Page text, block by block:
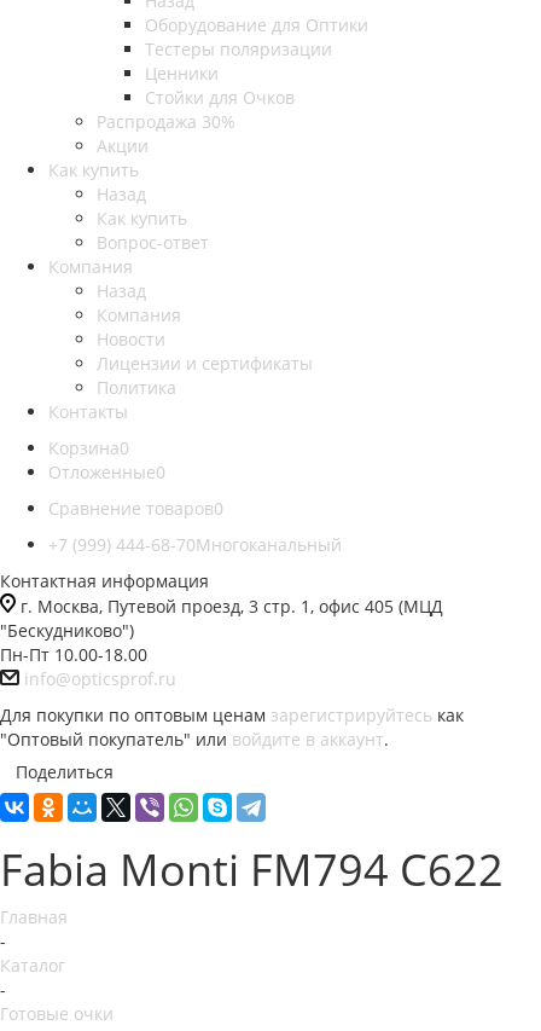
Оборудование для Оптики
Тестеры поляризации
Ценники
Стойки для Очков
Распродажа 30%
Акции
Как купить
Назад
Как купить
Вопрос-ответ
Компания
Назад
Компания
Новости
Лицензии и сертификаты
Политика
Контакты
Корзина0
Отложенные0
Сравнение товаров0
+7 (999) 444-68-70Многоканальный
Контактная информация
г. Москва, Путевой проезд, 3 стр. 1, офис 405 (МЦД
"Бескудниково")
Пн-Пт 10.00-18.00
info@opticsprof.ru
Для покупки по оптовым ценам зарегистрируйтесь как
"Оптовый покупатель" или войдите в аккаунт.
Поделиться
Fabia Monti FM794 C622
Главная
-
Каталог
-
Готовые очки